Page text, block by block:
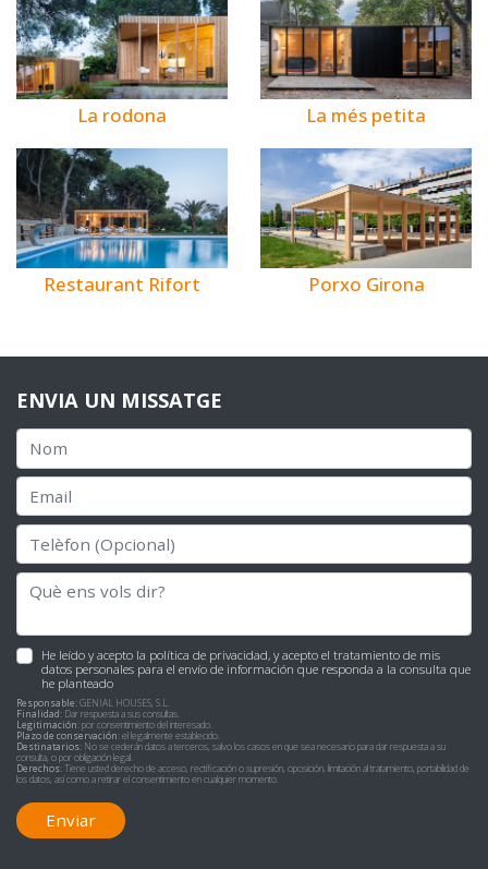
La rodona La més petita
Restaurant Rifort Porxo Girona
ENVIA UN MISSATGE
He leído y acepto la política de privacidad, y acepto el tratamiento de mis
datos personales para el envío de información que responda a la consulta que
he planteado
Responsable:GENIAL HOUSES, S.L.
Finalidad: Dar respuesta a sus consultas.
Legitimación:por consentimiento del interesado.
Plazo de conservación:el legalmente establecido.
Destinatarios: No se cederán datos a terceros, salvo los casos en que sea necesario para dar respuesta a su
consulta, o por obligación legal.
Derechos:Tiene usted derecho de acceso, rectificación o supresión, oposición, limitación al tratamiento, portabilidad de
los datos, así como a retirar el consentimiento en cualquier momento.
Enviar